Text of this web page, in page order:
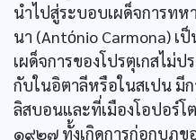
นำไปสู่ระบอบเผด็จการท
นา (Antόnio Carmona) เ
เผด็จการของโปรตุเกสไม่
กับในอิตาลีหรือในสเปน มี
ลิสบอนและที่เมืองโอปอร์โ
๑๙๒๗ ทั้งเกิดการก่อกบฏข